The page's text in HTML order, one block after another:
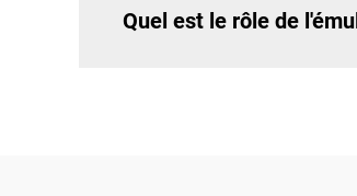
Quel est le rôle de